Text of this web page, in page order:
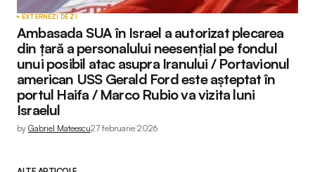
EXTERNEZI DE ZI
Ambasada SUA în Israel a autorizat plecarea
din țară a personalului neesențial pe fondul
unui posibil atac asupra Iranului / Portavionul
american USS Gerald Ford este așteptat în
portul Haifa / Marco Rubio va vizita luni
Israelul
by Gabriel Mateescu27 februarie 2026